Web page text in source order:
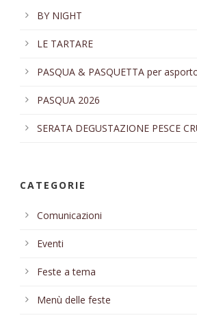
BY NIGHT
LE TARTARE
PASQUA & PASQUETTA per
PASQUA 2026
SERATA DEGUSTAZIONE PESCE
CATEGORIE
Comunicazioni
Eventi
Feste a tema
Menù delle feste